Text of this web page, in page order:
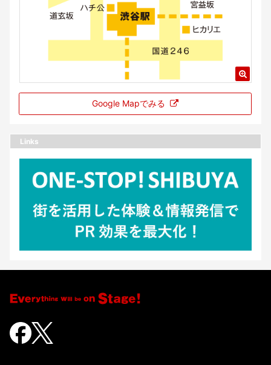
Google Mapでみる
Links